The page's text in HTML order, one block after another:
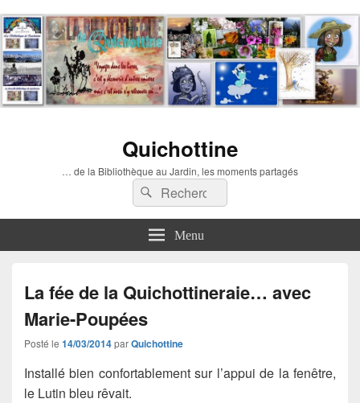
Quichottine
… de la Bibliothèque au Jardin, les moments partagés
Recherche :
Rechercher
Menu
La fée de la Quichottineraie… avec
Marie-Poupées
Posté le 14/03/2014parQuichottine
Installé bien confortablement sur l’appui de la fenêtre,
le Lutin bleu rêvait.